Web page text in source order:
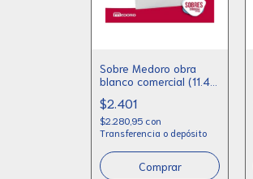
Sobre Medoro obra
blanco comercial (11.4 x
$2.401
$2.280,95 con
Transferencia o depósito